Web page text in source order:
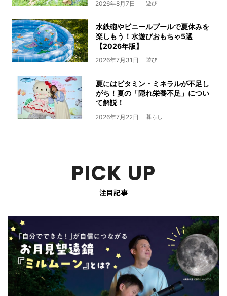
2026年8月7日 遊び
水鉄砲やビニールプールで夏休みを
楽しもう！水遊びおもちゃ5選
【2026年版】
2026年7月31日 遊び
夏にはビタミン・ミネラルが不足し
がち！夏の「隠れ栄養不足」につい
て解説！
2026年7月22日 暮らし
PICK UP
注目記事